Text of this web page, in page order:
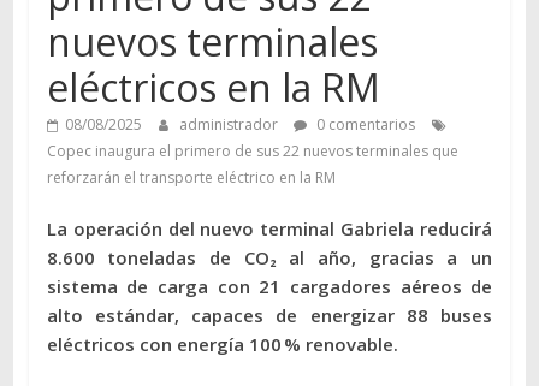
nuevos terminales
eléctricos en la RM
08/08/2025 administrador
0 comentarios
Copec inaugura el primero de sus 22 nuevos terminales que
reforzarán el transporte eléctrico en la RM
La operación del nuevo terminal Gabriela reducirá
8.600 toneladas de CO₂ al año, gracias a un
sistema de carga con 21 cargadores aéreos de
alto estándar, capaces de energizar 88 buses
eléctricos con energía 100 % renovable.